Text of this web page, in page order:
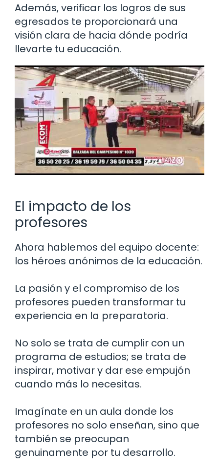
Además, verificar los logros de sus
egresados te proporcionará una
visión clara de hacia dónde podría
llevarte tu educación.
El impacto de los
profesores
Ahora hablemos del equipo docente:
los héroes anónimos de la educación.
La pasión y el compromiso de los
profesores pueden transformar tu
experiencia en la preparatoria.
No solo se trata de cumplir con un
programa de estudios; se trata de
inspirar, motivar y dar ese empujón
cuando más lo necesitas.
Imagínate en un aula donde los
profesores no solo enseñan, sino que
también se preocupan
genuinamente por tu desarrollo.